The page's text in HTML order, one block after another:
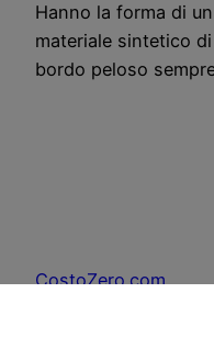
Hanno la forma di
materiale sintetico
bordo peloso
CostoZero.com